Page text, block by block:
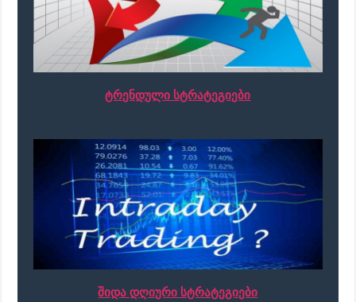
ტრენდული სტრატეგიები
შიდა დღიური სტრატეგიები